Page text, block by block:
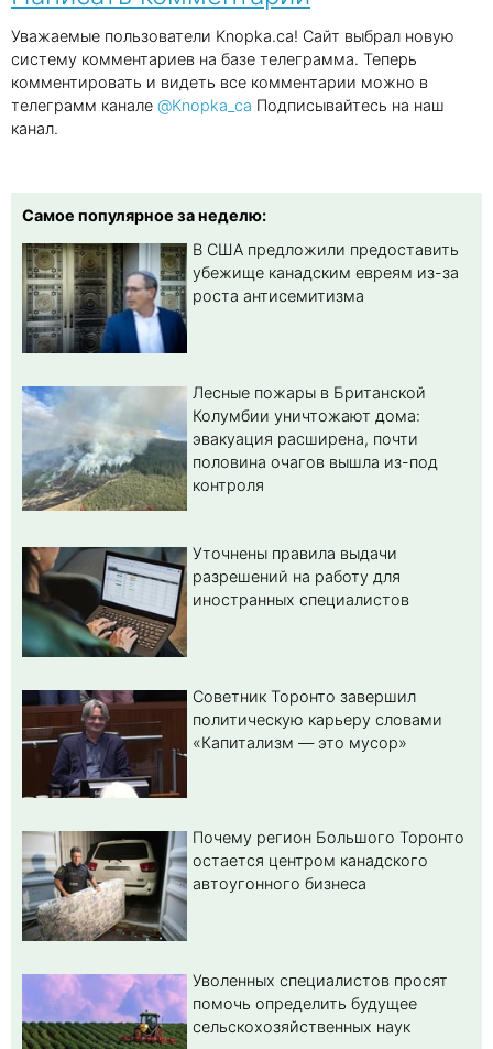
Уважаемые пользователи Knopka.ca! Сайт выбрал новую
систему комментариев на базе телеграмма. Теперь
комментировать и видеть все комментарии можно в
телеграмм канале @Knopka_ca Подписывайтесь на наш
канал.
Самое популярное за неделю:
В США предложили предоставить
убежище канадским евреям из-за
роста антисемитизма
Лесные пожары в Британской
Колумбии уничтожают дома:
эвакуация расширена, почти
половина очагов вышла из-под
контроля
Уточнены правила выдачи
разрешений на работу для
иностранных специалистов
Советник Торонто завершил
политическую карьеру словами
«Капитализм — это мусор»
Почему регион Большого Торонто
остается центром канадского
автоугонного бизнеса
Уволенных специалистов просят
помочь определить будущее
сельскохозяйственных наук